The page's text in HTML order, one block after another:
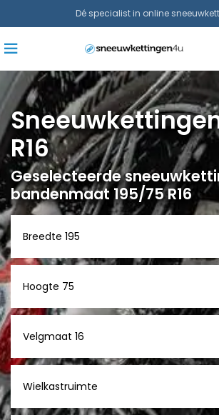
Dé specialist in online
R16
Geselecteerde
bandenmaat 195/75 R16